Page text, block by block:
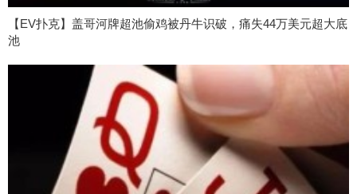
【EV扑克】盖哥河牌超池偷鸡被丹牛识破，痛失44万美元超大底
池